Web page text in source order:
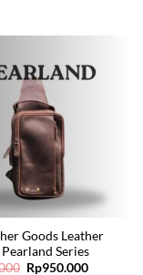
Goods Leather
Series
Original
Rp950.000Current